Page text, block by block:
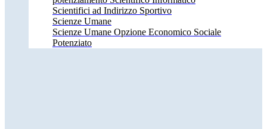
Scientifici ad Indirizzo Sportivo
Scienze Umane
Scienze Umane Opzione Economico Sociale
Potenziato